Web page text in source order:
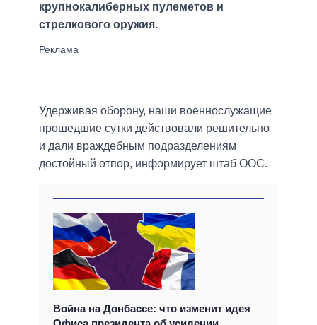
крупнокалиберных пулеметов и
стрелкового оружия.
Удерживая оборону, наши военнослужащие
прошедшие сутки действовали решительно
и дали враждебным подразделениям
достойный отпор, информирует штаб ООС.
Война на Донбассе: что изменит идея